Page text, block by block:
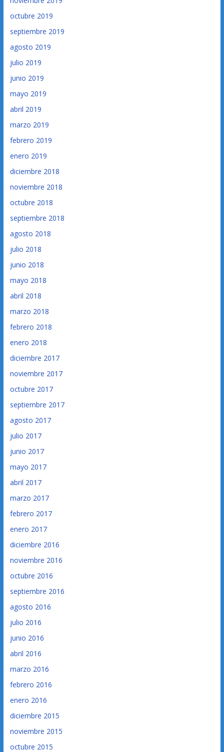
octubre 2019
septiembre 2019
agosto 2019
julio 2019
junio 2019
mayo 2019
abril 2019
marzo 2019
febrero 2019
enero 2019
diciembre 2018
noviembre 2018
octubre 2018
septiembre 2018
agosto 2018
julio 2018
junio 2018
mayo 2018
abril 2018
marzo 2018
febrero 2018
enero 2018
diciembre 2017
noviembre 2017
octubre 2017
septiembre 2017
agosto 2017
julio 2017
junio 2017
mayo 2017
abril 2017
marzo 2017
febrero 2017
enero 2017
diciembre 2016
noviembre 2016
octubre 2016
septiembre 2016
agosto 2016
julio 2016
junio 2016
abril 2016
marzo 2016
febrero 2016
enero 2016
diciembre 2015
noviembre 2015
octubre 2015